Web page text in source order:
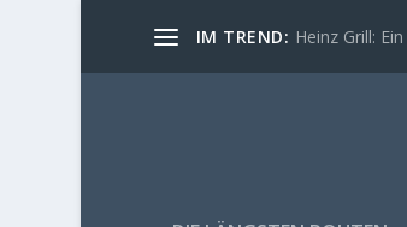
IM TREND: Heinz Grill: